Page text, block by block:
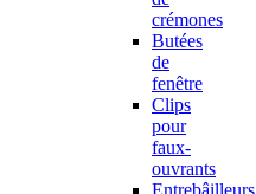
crémones
Butées
de
fenêtre
Clips
pour
faux-
ouvrants
Entrebâilleurs